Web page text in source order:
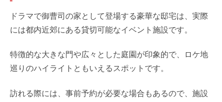
ドラマで御曹司の家として登場する豪華な邸宅は、実際
には都内近郊にある貸切可能なイベント施設です。
特徴的な大きな門や広々とした庭園が印象的で、ロケ地
巡りのハイライトともいえるスポットです。
訪れる際には、事前予約が必要な場合もあるので、施設